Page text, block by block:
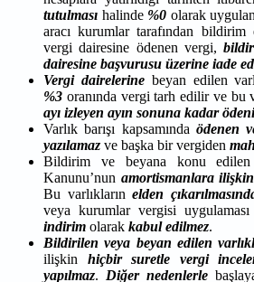
tutulması halinde %0 olarak
aracı kurumlar tarafından bildirim
vergi dairesine ödenen vergi,
dairesine başvurusu üzerine iade
Vergi dairelerinebeyan edilen
%3 oranında vergi tarh edilir ve bu
ayı izleyen ayın sonuna kadar
Varlık barışı kapsamında ödenen
yazılamaz ve başka bir vergiden
Bildirim ve beyana konu
Kanunu’nun amortismanlara ilişkin
Bu varlıklarınelden
veya kurumlar vergisi uygulaması
indirim olarak kabul edilmez.
Bildirilen veya beyan edilen
ilişkin hiçbir suretle vergi
yapılmaz. Diğer nedenlerle